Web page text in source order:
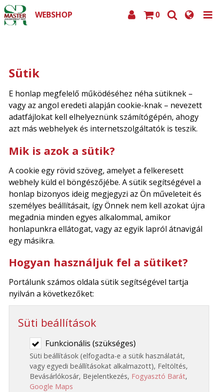
0
WEBSHOP
Sütik
E honlap megfelelő működéséhez néha sütiknek –
vagy az angol eredeti alapján cookie-knak – nevezett
adatfájlokat kell elhelyeznünk számítógépén, ahogy
azt más webhelyek és internetszolgáltatók is teszik.
Mik is azok a sütik?
A cookie egy rövid szöveg, amelyet a felkeresett
webhely küld el böngészőjébe. A sütik segítségével a
honlap bizonyos ideig megjegyzi az Ön műveleteit és
személyes beállításait, így Önnek nem kell azokat újra
megadnia minden egyes alkalommal, amikor
honlapunkra ellátogat, vagy az egyik lapról átnavigál
egy másikra.
Hogyan használjuk fel a sütiket?
Portálunk számos oldala sütik segítségével tartja
nyilván a következőket:
Süti beállítások
Funkcionális (szükséges)
Süti beállítások (elfogadta-e a sütik használatát,
vagy egyedi beállításokat alkalmazott), Feltöltés,
Bevásárlókosár, Bejelentkezés, Fogyasztó Barát,
Google Maps